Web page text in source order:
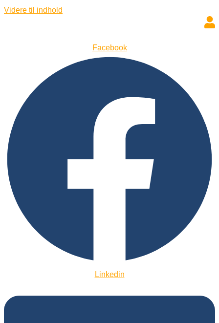
Videre til indhold
Facebook
Linkedin